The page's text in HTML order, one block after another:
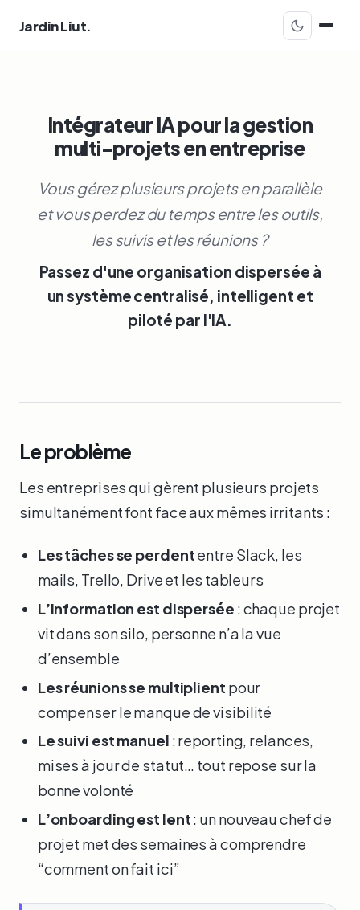
Jardin Liut.
Intégrateur IA pour la gestion
multi-projets en entreprise
Vous gérez plusieurs projets en parallèle
et vous perdez du temps entre les outils,
les suivis et les réunions ?
Passez d'une organisation dispersée à
un système centralisé, intelligent et
piloté par l'IA.
Le problème
Les entreprises qui gèrent plusieurs projets
simultanément font face aux mêmes irritants :
Les tâches se perdententre Slack, les
mails, Trello, Drive et les tableurs
L’information est dispersée : chaque projet
vit dans son silo, personne n’a la vue
d’ensemble
Les réunions se multiplient pour
compenser le manque de visibilité
Le suivi est manuel : reporting, relances,
mises à jour de statut… tout repose sur la
bonne volonté
L’onboarding est lent: un nouveau chef de
projet met des semaines à comprendre
“comment on fait ici”